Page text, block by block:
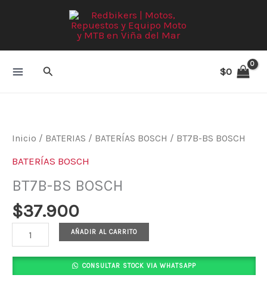
Buscar $0
Inicio / BATERIAS / BATERÍAS BOSCH / BT7B-BS BOSCH
BATERÍAS BOSCH
BT7B-BS BOSCH
$37.900
BOSCH
AÑADIR AL CARRITO
CONSULTAR STOCK VIA WHATSAPP